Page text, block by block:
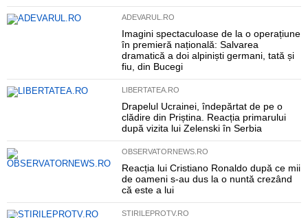
ADEVARUL.RO
Imagini spectaculoase de la o operațiune
în premieră națională: Salvarea
dramatică a doi alpiniști germani, tată și
fiu, din Bucegi
LIBERTATEA.RO
Drapelul Ucrainei, îndepărtat de pe o
clădire din Priștina. Reacția primarului
după vizita lui Zelenski în Serbia
OBSERVATORNEWS.RO
Reacția lui Cristiano Ronaldo după ce mii
de oameni s-au dus la o nuntă crezând
că este a lui
STIRILEPROTV.RO